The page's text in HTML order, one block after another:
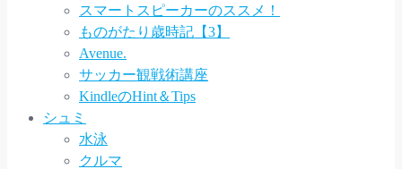
スマートスピーカーのススメ！
ものがたり歳時記【3】
Avenue.
サッカー観戦術講座
KindleのHint＆Tips
シュミ
水泳
クルマ